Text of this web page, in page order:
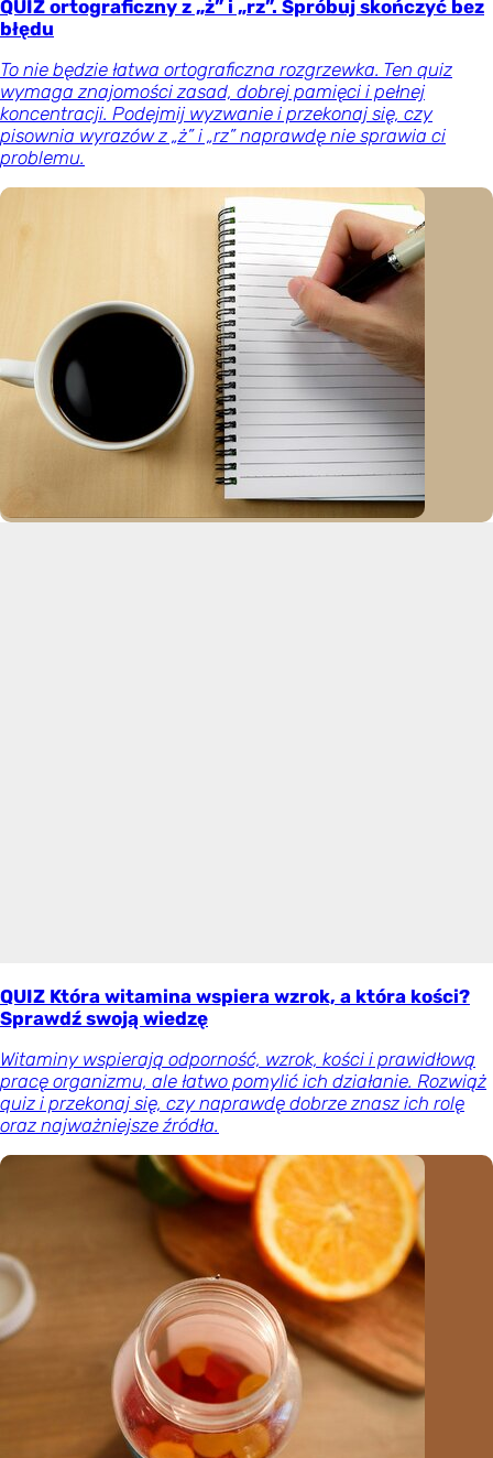
QUIZ ortograficzny z „ż” i „rz”. Spróbuj skończyć bez
błędu
To nie będzie łatwa ortograficzna rozgrzewka. Ten quiz
wymaga znajomości zasad, dobrej pamięci i pełnej
koncentracji. Podejmij wyzwanie i przekonaj się, czy
pisownia wyrazów z „ż” i „rz” naprawdę nie sprawia ci
problemu.
QUIZ Która witamina wspiera wzrok, a która kości?
Sprawdź swoją wiedzę
Witaminy wspierają odporność, wzrok, kości i prawidłową
pracę organizmu, ale łatwo pomylić ich działanie. Rozwiąż
quiz i przekonaj się, czy naprawdę dobrze znasz ich rolę
oraz najważniejsze źródła.